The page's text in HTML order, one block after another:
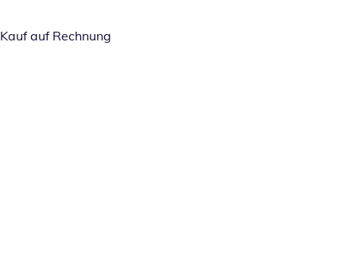
Kauf auf Rechnung